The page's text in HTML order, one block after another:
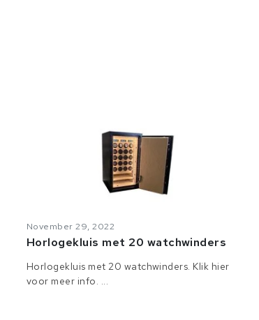
November 29, 2022
Horlogekluis met 20 watchwinders
Horlogekluis met 20 watchwinders. Klik hier
voor meer info. ...